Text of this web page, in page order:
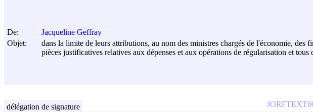
De:
Jacqueline Geffray
Objet:
dans la limite de leurs attributions, au nom des ministres chargés de l'économie,
pièces justificatives relatives aux dépenses et aux opérations de régularisation et tous
délégation de signature